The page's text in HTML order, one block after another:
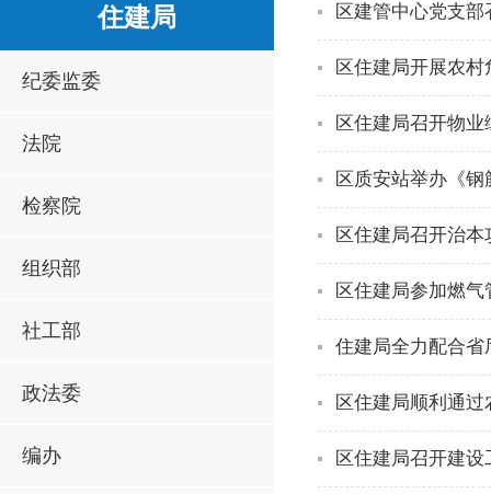
住建局
纪委监委
法院
检察院
组织部
社工部
政法委
编办
区建管中心党支
区住建局开展农
区住建局召开物
区质安站举办《
区住建局召开治
区住建局参加燃
住建局全力配合
区住建局顺利通
区住建局召开建